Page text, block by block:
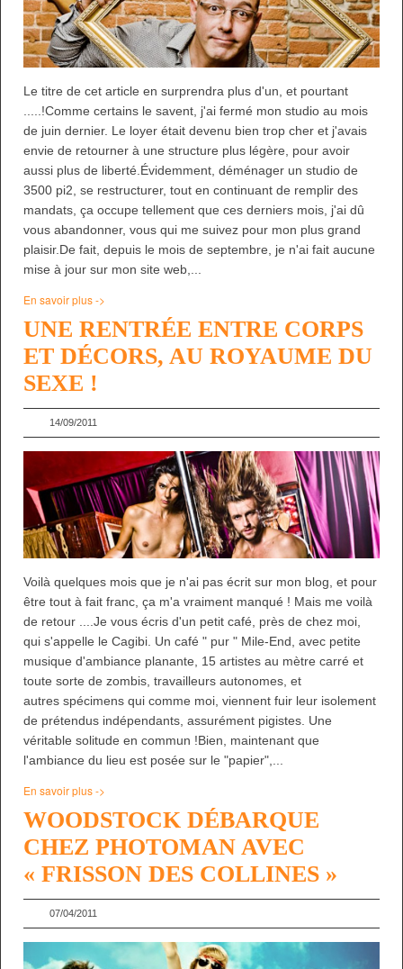
Le titre de cet article en surprendra plus d'un, et pourtant
.....!Comme certains le savent, j'ai fermé mon studio au mois
de juin dernier. Le loyer était devenu bien trop cher et j'avais
envie de retourner à une structure plus légère, pour avoir
aussi plus de liberté.Évidemment, déménager un studio de
3500 pi2, se restructurer, tout en continuant de remplir des
mandats, ça occupe tellement que ces derniers mois, j'ai dû
vous abandonner, vous qui me suivez pour mon plus grand
plaisir.De fait, depuis le mois de septembre, je n'ai fait aucune
mise à jour sur mon site web,...
En savoir plus ->
UNE RENTRÉE ENTRE CORPS
ET DÉCORS, AU ROYAUME DU
SEXE !
14/09/2011
Voilà quelques mois que je n'ai pas écrit sur mon blog, et pour
être tout à fait franc, ça m'a vraiment manqué ! Mais me voilà
de retour ....Je vous écris d'un petit café, près de chez moi,
qui s'appelle le Cagibi. Un café " pur " Mile-End, avec petite
musique d'ambiance planante, 15 artistes au mètre carré et
toute sorte de zombis, travailleurs autonomes, et
autres spécimens qui comme moi, viennent fuir leur isolement
de prétendus indépendants, assurément pigistes. Une
véritable solitude en commun !Bien, maintenant que
l'ambiance du lieu est posée sur le "papier",...
En savoir plus ->
WOODSTOCK DÉBARQUE
CHEZ PHOTOMAN AVEC
« FRISSON DES COLLINES »
07/04/2011